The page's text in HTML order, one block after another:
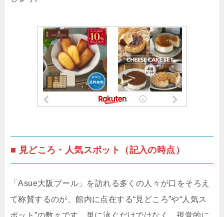
■ 見どころ・人気スポット（記入の時点）
「Asue大阪プール」を訪れる多くの人々が口をそろえ
て称賛するのが、館内に点在する“見どころ”や“人気ス
ポット”の数々です。単に泳ぐだけではなく、視覚的に